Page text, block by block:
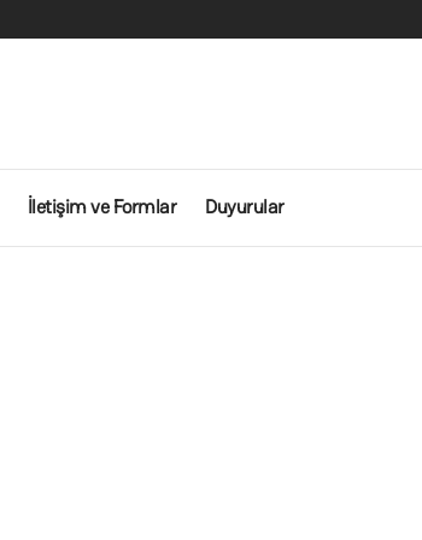
İletişim ve Formlar Duyurular